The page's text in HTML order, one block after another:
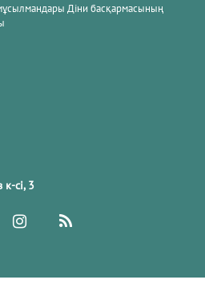
Діни басқармасының
к-сi, 3